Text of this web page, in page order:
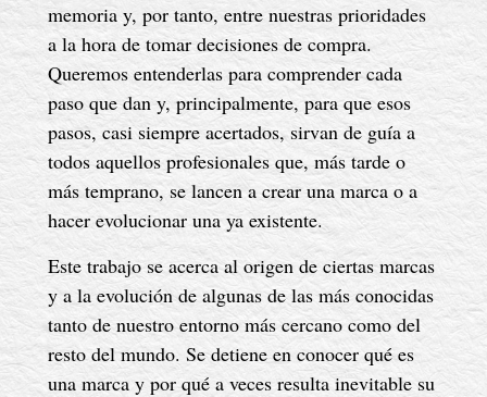
memoria y, por tanto, entre nuestras prioridades
a la hora de tomar decisiones de compra.
Queremos entenderlas para comprender cada
paso que dan y, principalmente, para que esos
pasos, casi siempre acertados, sirvan de guía a
todos aquellos profesionales que, más tarde o
más temprano, se lancen a crear una marca o a
hacer evolucionar una ya existente.
Este trabajo se acerca al origen de ciertas marcas
y a la evolución de algunas de las más conocidas
tanto de nuestro entorno más cercano como del
resto del mundo. Se detiene en conocer qué es
una marca y por qué a veces resulta inevitable su